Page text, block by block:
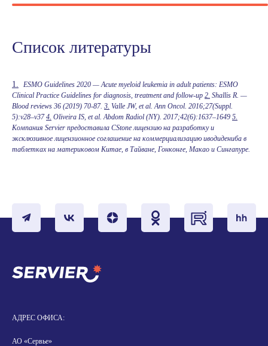
Список литературы
1.
ESMO Guidelines 2020 — Acute myeloid leukemia in adult patients: ESMO
Clinical Practice Guidelines for diagnosis, treatment and follow-up 2. Shallis R. —
Blood reviews 36 (2019) 70-87. 3. Valle JW, et al.Ann Oncol. 2016;27(Suppl.
5):v28–v374. Oliveira IS, et al.Abdom Radiol (NY). 2017;42(6):1637–1649 5.
Компания Servier предоставила CStone лицензию на разработку и
эксклюзивное лицензионное соглашение на коммерциализацию иводидениба в
таблетках на материковом Китае, в Тайване, Гонконге, Макао и Сингапуре.
АДРЕС ОФИСА:
АО «Сервье»